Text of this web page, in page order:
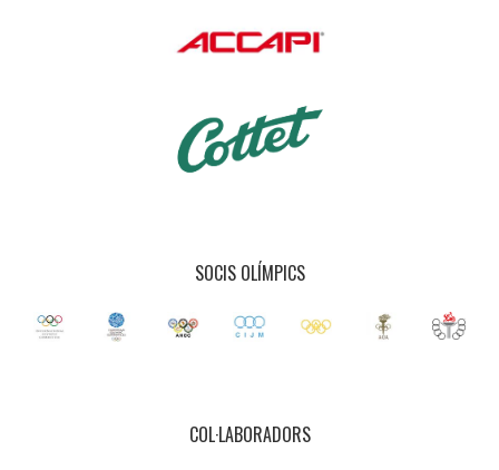
SOCIS OLÍMPICS
COL·LABORADORS